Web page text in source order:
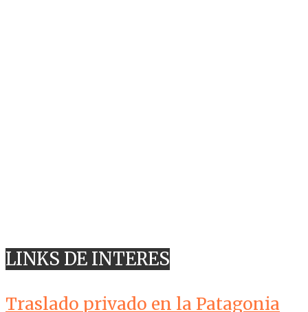
LINKS DE INTERES
Traslado privado en la Patagonia